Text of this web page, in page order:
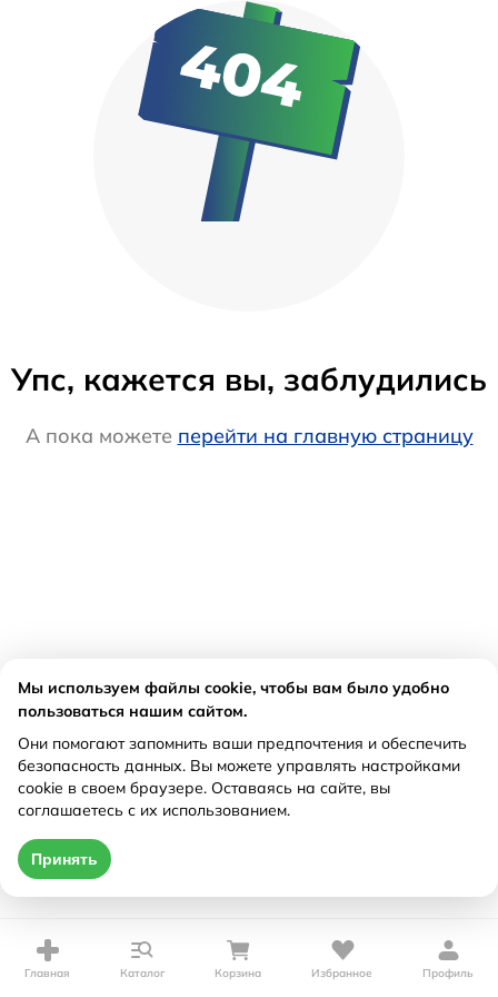
Упс, кажется вы, заблудились
А пока можете перейти на главную страницу
Главная Каталог Корзина Избранное Профиль
Мы используем файлы cookie, чтобы вам было удобно
пользоваться нашим сайтом.
Они помогают запомнить ваши предпочтения и обеспечить
безопасность данных. Вы можете управлять настройками
cookie в своем браузере. Оставаясь на сайте, вы
соглашаетесь с их использованием.
Принять